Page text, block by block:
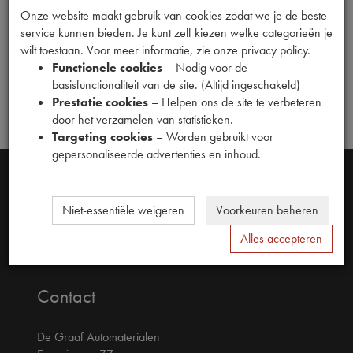
Contact
De Graaf Automaterialen
Onze website maakt gebruik van cookies zodat we je de beste
service kunnen bieden. Je kunt zelf kiezen welke categorieën je
wilt toestaan. Voor meer informatie, zie onze privacy policy.
Functionele cookies – Nodig voor de
basisfunctionaliteit van de site. (Altijd ingeschakeld)
Prestatie cookies – Helpen ons de site te verbeteren
door het verzamelen van statistieken.
Targeting cookies – Worden gebruikt voor
gepersonaliseerde advertenties en inhoud.
Niet-essentiële weigeren
Voorkeuren beheren
Alles accepteren